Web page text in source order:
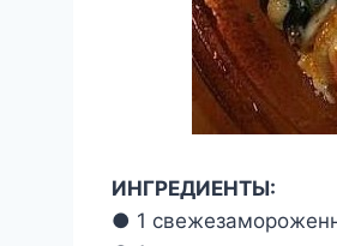
ИНГРЕДИЕНТЫ:
● 1